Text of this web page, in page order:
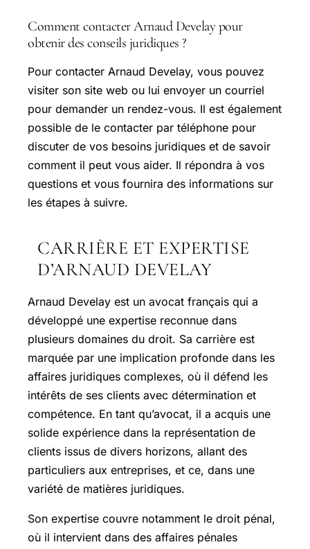
Comment contacter Arnaud Develay pour
obtenir des conseils juridiques ?
Pour contacter Arnaud Develay, vous pouvez
visiter son site web ou lui envoyer un courriel
pour demander un rendez-vous. Il est également
possible de le contacter par téléphone pour
discuter de vos besoins juridiques et de savoir
comment il peut vous aider. Il répondra à vos
questions et vous fournira des informations sur
les étapes à suivre.
CARRIÈRE ET EXPERTISE
D’ARNAUD DEVELAY
Arnaud Develay est un avocat français qui a
développé une expertise reconnue dans
plusieurs domaines du droit. Sa carrière est
marquée par une implication profonde dans les
affaires juridiques complexes, où il défend les
intérêts de ses clients avec détermination et
compétence. En tant qu’avocat, il a acquis une
solide expérience dans la représentation de
clients issus de divers horizons, allant des
particuliers aux entreprises, et ce, dans une
variété de matières juridiques.
Son expertise couvre notamment le droit pénal,
où il intervient dans des affaires pénales